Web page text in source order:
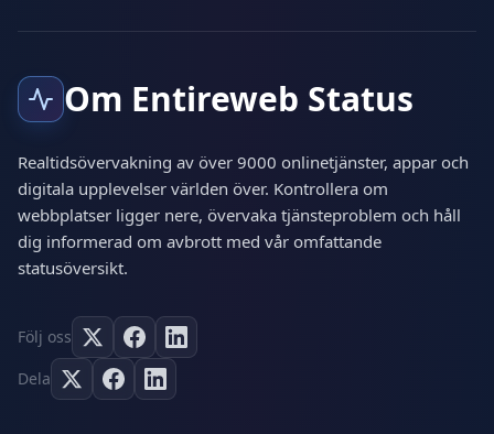
Om Entireweb Status
Realtidsövervakning av över 9000 onlinetjänster, appar och
digitala upplevelser världen över. Kontrollera om
webbplatser ligger nere, övervaka tjänsteproblem och håll
dig informerad om avbrott med vår omfattande
statusöversikt.
Följ oss
Dela